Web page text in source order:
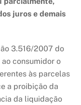
juros e demais
3.516/2007 do
consumidor o
às parcelas
a proibição da
da liquidação